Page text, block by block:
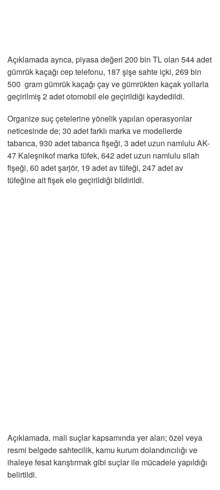
Açıklamada ayrıca, piyasa değeri 200 bin TL olan 544 adet
gümrük kaçağı cep telefonu, 187 şişe sahte içki, 269 bin
500 gram gümrük kaçağı çay ve gümrükten kaçak yollarla
geçirilmiş 2 adet otomobil ele geçirildiği kaydedildi.
Organize suç çetelerine yönelik yapılan operasyonlar
neticesinde de; 30 adet farklı marka ve modellerde
tabanca, 930 adet tabanca fişeği, 3 adet uzun namlulu AK-
47 Kaleşnikof marka tüfek, 642 adet uzun namlulu silah
fişeği, 60 adet şarjör, 19 adet av tüfeği, 247 adet av
tüfeğine ait fişek ele geçirildiği bildirildi.
Açıklamada, mali suçlar kapsamında yer alan; özel veya
resmi belgede sahtecilik, kamu kurum dolandırıcılığı ve
ihaleye fesat karıştırmak gibi suçlar ile mücadele yapıldığı
belirtildi.